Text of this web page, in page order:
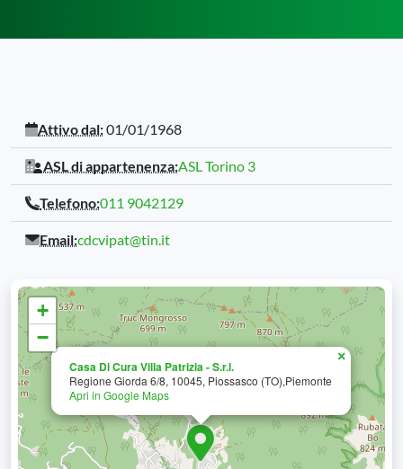
Attivo dal:01/01/1968
ASL di appartenenza:ASL Torino 3
Telefono:011 9042129
Email:cdcvipat@tin.it
Casa Di Cura Villa Patrizia - S.r.l.
Regione Giorda 6/8, 10045, Piossasco (TO),Piemonte
Apri in Google Maps
×
+
−